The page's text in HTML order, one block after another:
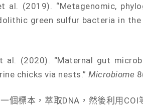
(2019). “Metagenomic,
green sulfur bacteria in the
(2020). “Maternal gut
chicks via nests.” Microbiome
個標本，萃取DNA，然後利用